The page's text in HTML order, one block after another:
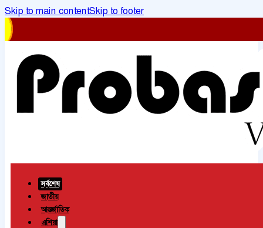
Skip to main contentSkip to footer
সর্বশেষ
জাতীয়
আন্তর্জাতিক
এশিয়া